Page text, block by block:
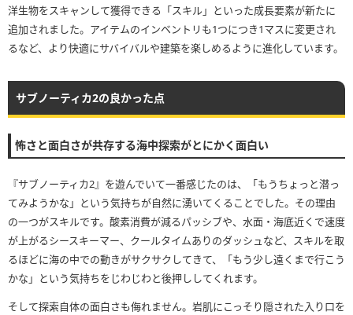
洋生物をスキャンして獲得できる「スキル」といった成長要素が新たに
追加されました。アイテムのインベントリも1つにつき1マスに変更され
るなど、より快適にサバイバルや建築を楽しめるように進化しています。
サブノーティカ2の良かった点
怖さと面白さが共存する海中探索がとにかく面白い
『サブノーティカ2』を遊んでいて一番感じたのは、「もうちょっと潜っ
てみようかな」という気持ちが自然に湧いてくることでした。その理由
の一つがスキルです。酸素消費が減るパッシブや、水面・海底近くで速度
が上がるシースキーマー、クールタイムありのダッシュなど、スキルを取
るほどに海の中での動きがサクサクしてきて、「もう少し遠くまで行こう
かな」という気持ちをじわじわと後押ししてくれます。
そして探索自体の面白さも侮れません。岩肌にこっそり隠された入り口を